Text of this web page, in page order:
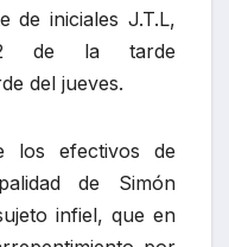
trifulca; Roy se
la amante, los
aviso a los
de la Policía
a cargo del
la intervención